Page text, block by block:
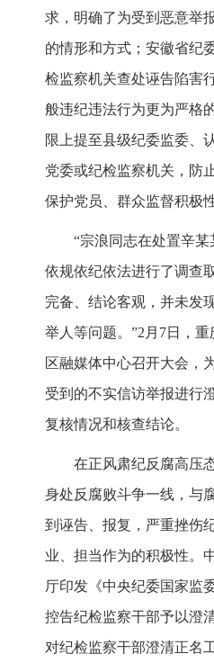
求，明确了为受到恶意举
的情形和方式；安徽省纪
检监察机关查处诬告陷害
般违纪违法行为更为严格
限上提至县级纪委监委、
党委或纪检监察机关，防
保护党员、群众监督积极性
“宗浪同志在处置辛某
依规依纪依法进行了调查
完备、结论客观，并未发
举人等问题。”2月7日，
区融媒体中心召开大会，
受到的不实信访举报进行
复核情况和核查结论。
在正风肃纪反腐高压
身处反腐败斗争一线，与
到诬告、报复，严重挫伤
业、担当作为的积极性。
厅印发《中央纪委国家监
控告纪检监察干部予以澄
对纪检监察干部澄清正名